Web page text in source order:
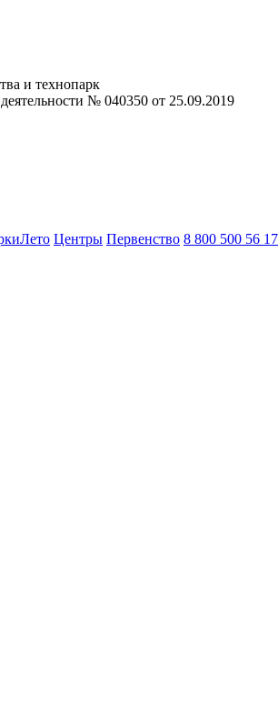
и технопарк
№ 040350 от 25.09.2019
Лето Центры Первенство 8 800 500 56 17